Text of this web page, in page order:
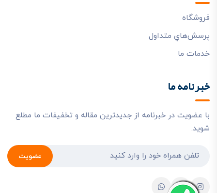
فروشگاه
پرسش‌هاي متداول
خدمات ما
خبرنامه ما
با عضویت در خبرنامه از جدیدترین مقاله و تخفیفات ما مطلع
شوید.
عضویت